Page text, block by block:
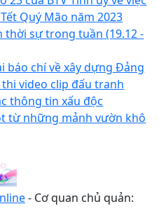
Quý Mão năm 2023
thời sự trong tuần (19.12 -
báo chí về xây dựng Đảng
thi video clip đấu tranh
thông tin xấu độc
từ những mảnh vườn khô
- Cơ quan chủ quản: